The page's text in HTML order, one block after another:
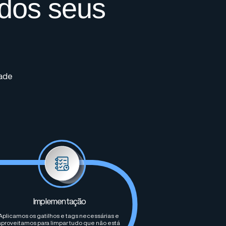
seus
Implementação
os gatilhos e tags necessárias e
para limpar tudo que não está